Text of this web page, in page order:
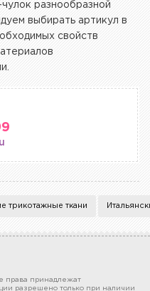
разнообразной
выбирать артикул в
свойств
трикотажные ткани
права принадлежат
разрешено только при наличии